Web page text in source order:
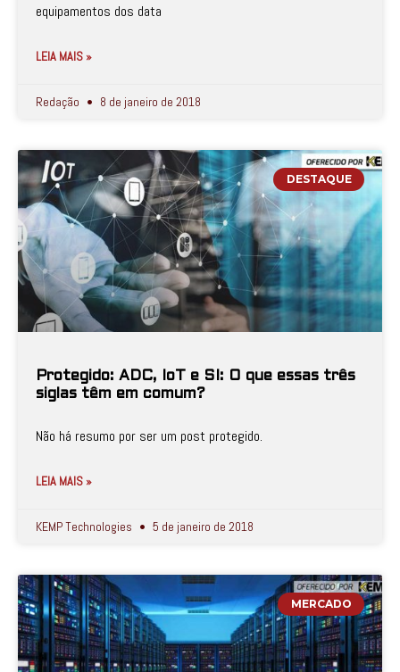
equipamentos dos data
LEIA MAIS »
Redação 8 de janeiro de 2018
DESTAQUE
Protegido: ADC, IoT e SI: O que essas três
siglas têm em comum?
Não há resumo por ser um post protegido.
LEIA MAIS »
KEMP Technologies 5 de janeiro de 2018
MERCADO